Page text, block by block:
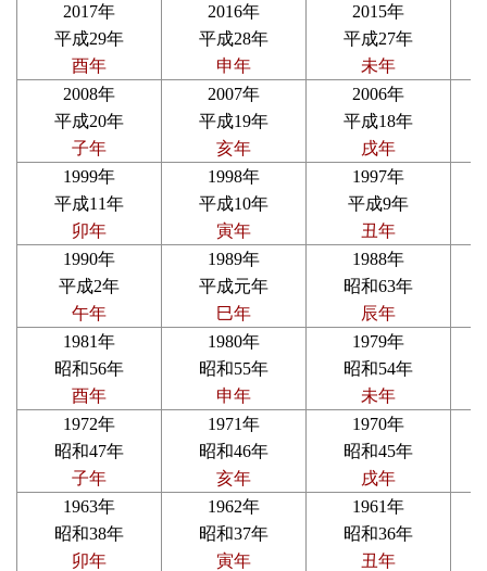
2017年
平成29年
酉年
2016年
平成28年
申年
2015年
平成27年
未年
2008年
平成20年
子年
2007年
平成19年
亥年
2006年
平成18年
戌年
1999年
平成11年
卯年
1998年
平成10年
寅年
1997年
平成9年
丑年
1990年
平成2年
午年
1989年
平成元年
巳年
1988年
昭和63年
辰年
1981年
昭和56年
酉年
1980年
昭和55年
申年
1979年
昭和54年
未年
1972年
昭和47年
子年
1971年
昭和46年
亥年
1970年
昭和45年
戌年
1963年
昭和38年
卯年
1962年
昭和37年
寅年
1961年
昭和36年
丑年